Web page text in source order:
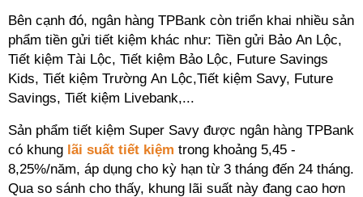
Bên cạnh đó, ngân hàng TPBank còn triển khai nhiều sản
phẩm tiền gửi tiết kiệm khác như: Tiền gửi Bảo An Lộc,
Tiết kiệm Tài Lộc, Tiết kiệm Bảo Lộc, Future Savings
Kids, Tiết kiệm Trường An Lộc,Tiết kiệm Savy, Future
Savings, Tiết kiệm Livebank,...
Sản phẩm tiết kiệm Super Savy được ngân hàng TPBank
có khung lãi suất tiết kiệm trong khoảng 5,45 -
8,25%/năm, áp dụng cho kỳ hạn từ 3 tháng đến 24 tháng.
Qua so sánh cho thấy, khung lãi suất này đang cao hơn